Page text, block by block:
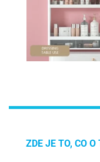
ZDE JE TO, CO